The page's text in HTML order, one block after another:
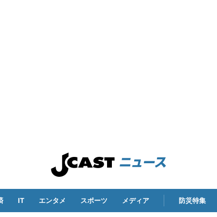
IT エンタメ スポーツ メディア 防災特集